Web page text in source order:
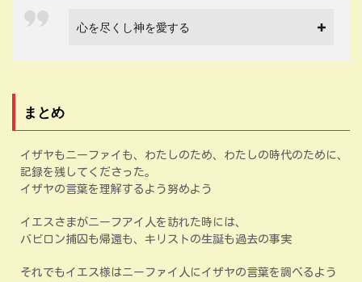
心を尽くし神を愛する
まとめ
イザヤもニーファイも、わたしのため、わたしの時代のために、
記録を残してくださった。
イザヤの言葉を理解するよう努めよう
イエスさまがニーフアイ人を訪れた時には、
バビロン捕囚も帰還も、キリストの生誕も過去の事実
それでもイエス様はニーファイ人にイザヤの言葉を調べるよう